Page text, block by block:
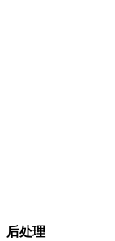
后处理